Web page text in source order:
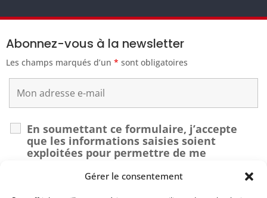
Gérer le consentement
Abonnez-vous à la newsletter
Les champs marqués d’un * sont obligatoires
En soumettant ce formulaire, j’accepte
que les informations saisies soient
exploitées pour permettre de me